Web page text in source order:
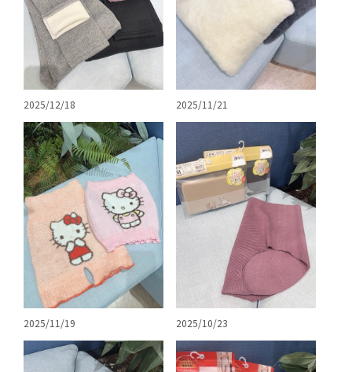
2025/12/18 2025/11/21
2025/11/19 2025/10/23